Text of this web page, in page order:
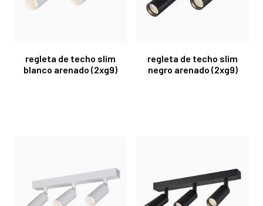
regleta de techo slim
blanco arenado (2xg9)
regleta de techo slim
negro arenado (2xg9)